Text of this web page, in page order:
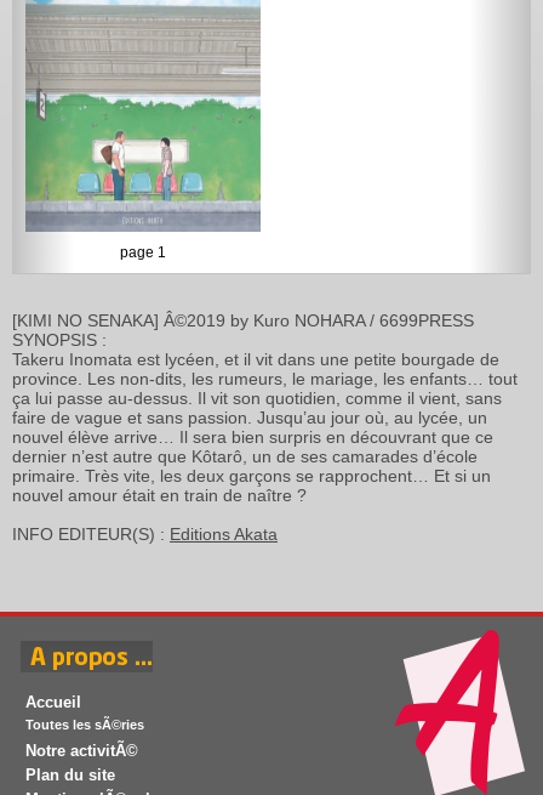
page 1
[KIMI NO SENAKA] Â©2019 by Kuro NOHARA / 6699PRESS
SYNOPSIS :
Takeru Inomata est lycéen, et il vit dans une petite bourgade de
province. Les non-dits, les rumeurs, le mariage, les enfants… tout
ça lui passe au-dessus. Il vit son quotidien, comme il vient, sans
faire de vague et sans passion. Jusqu’au jour où, au lycée, un
nouvel élève arrive… Il sera bien surpris en découvrant que ce
dernier n’est autre que Kôtarô, un de ses camarades d’école
primaire. Très vite, les deux garçons se rapprochent… Et si un
nouvel amour était en train de naître ?
INFO EDITEUR(S) : Editions Akata
Accueil
Toutes les sÃ©ries
Notre activitÃ©
Plan du site